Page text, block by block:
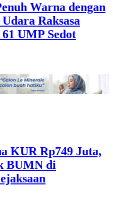
Warna dengan
Raksasa
UMP Sedot
KUR Rp749 Juta,
BUMN di